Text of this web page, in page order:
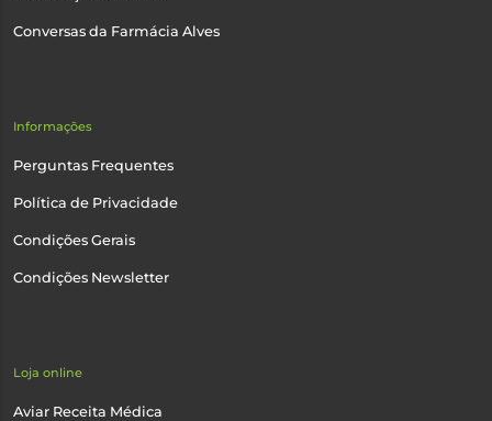
Conversas da Farmácia Alves
Informações
Perguntas Frequentes
Política de Privacidade
Condições Gerais
Condições Newsletter
Loja online
Aviar Receita Médica